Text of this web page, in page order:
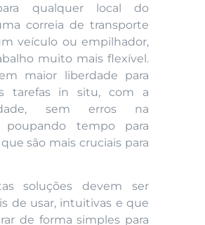
qualquer local do
correia de transporte
veículo ou empilhador,
muito mais flexível.
maior liberdade para
tarefas in situ, com a
sem erros na
tempo para
são mais cruciais para
soluções devem ser
de usar, intuitivas e que
de forma simples para